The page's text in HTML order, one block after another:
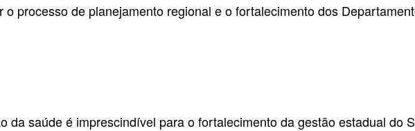
processo de planejamento regional e o fortalecimento dos
da saúde é imprescindível para o fortalecimento da gestão estadual do